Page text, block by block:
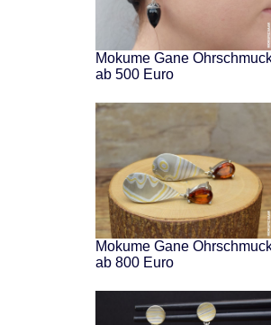
Mokume Gane
ab 500 Euro
Mokume Gane
ab 800 Euro